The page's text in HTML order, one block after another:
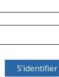
S'identifier